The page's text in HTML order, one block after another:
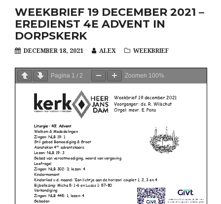
WEEKBRIEF 19 DECEMBER 2021 –
EREDIENST 4E ADVENT IN
DORPSKERK
DECEMBER 18, 2021 ALEX WEEKBRIEF
Pagina 1 / 2 Zoomen 100%